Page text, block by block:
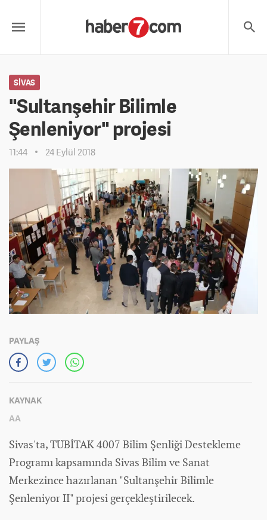
SIVAS
"Sultanşehir Bilimle
Şenleniyor" projesi
11:44 24 Eylül 2018
PAYLAŞ
KAYNAK
AA
Sivas'ta, TÜBİTAK 4007 Bilim Şenliği Destekleme
Programı kapsamında Sivas Bilim ve Sanat
Merkezince hazırlanan "Sultanşehir Bilimle
Şenleniyor II" projesi gerçekleştirilecek.